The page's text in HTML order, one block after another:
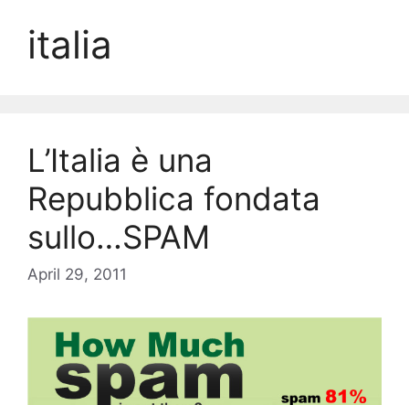
italia
L’Italia è una
Repubblica fondata
sullo…SPAM
April 29, 2011